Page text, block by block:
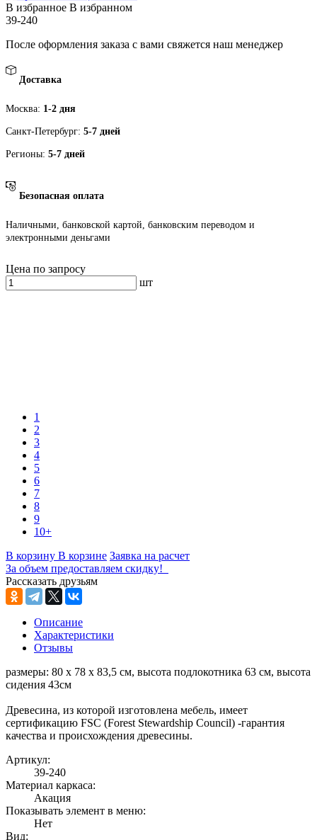
В избранное В избранном
39-240
После оформления заказа с вами свяжется наш менеджер
Доставка
Москва: 1-2 дня
Санкт-Петербург: 5-7 дней
Регионы: 5-7 дней
Безопасная оплата
Наличными, банковской картой, банковским переводом и
электронными деньгами
Цена по запросу
шт
1
2
3
4
5
6
7
8
9
10+
В корзину В корзине Заявка на расчет
За объем предоставляем скидку!
Рассказать друзьям
Описание
Характеристики
Отзывы
размеры: 80 x 78 x 83,5 см, высота подлокотника 63 см, высота
сидения 43см
Древесина, из которой изготовлена мебель, имеет
сертификацию FSC (Forest Stewardship Council) -гарантия
качества и происхождения древесины.
Артикул:
39-240
Материал каркаса:
Акация
Показывать элемент в меню:
Нет
Вид: